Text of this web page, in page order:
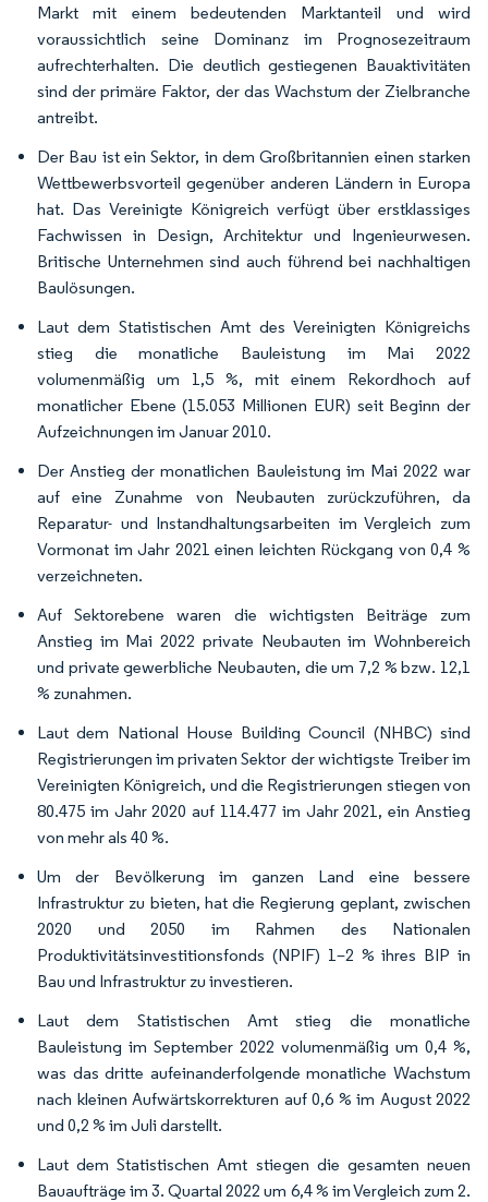
Markt mit einem bedeutenden Marktanteil und wird
voraussichtlich seine Dominanz im Prognosezeitraum
aufrechterhalten. Die deutlich gestiegenen Bauaktivitäten
sind der primäre Faktor, der das Wachstum der Zielbranche
antreibt.
Der Bau ist ein Sektor, in dem Großbritannien einen starken
Wettbewerbsvorteil gegenüber anderen Ländern in Europa
hat. Das Vereinigte Königreich verfügt über erstklassiges
Fachwissen in Design, Architektur und Ingenieurwesen.
Britische Unternehmen sind auch führend bei nachhaltigen
Baulösungen.
Laut dem Statistischen Amt des Vereinigten Königreichs
stieg die monatliche Bauleistung im Mai 2022
volumenmäßig um 1,5 %, mit einem Rekordhoch auf
monatlicher Ebene (15.053 Millionen EUR) seit Beginn der
Aufzeichnungen im Januar 2010.
Der Anstieg der monatlichen Bauleistung im Mai 2022 war
auf eine Zunahme von Neubauten zurückzuführen, da
Reparatur- und Instandhaltungsarbeiten im Vergleich zum
Vormonat im Jahr 2021 einen leichten Rückgang von 0,4 %
verzeichneten.
Auf Sektorebene waren die wichtigsten Beiträge zum
Anstieg im Mai 2022 private Neubauten im Wohnbereich
und private gewerbliche Neubauten, die um 7,2 % bzw. 12,1
% zunahmen.
Laut dem National House Building Council (NHBC) sind
Registrierungen im privaten Sektor der wichtigste Treiber im
Vereinigten Königreich, und die Registrierungen stiegen von
80.475 im Jahr 2020 auf 114.477 im Jahr 2021, ein Anstieg
von mehr als 40 %.
Um der Bevölkerung im ganzen Land eine bessere
Infrastruktur zu bieten, hat die Regierung geplant, zwischen
2020 und 2050 im Rahmen des Nationalen
Produktivitätsinvestitionsfonds (NPIF) 1–2 % ihres BIP in
Bau und Infrastruktur zu investieren.
Laut dem Statistischen Amt stieg die monatliche
Bauleistung im September 2022 volumenmäßig um 0,4 %,
was das dritte aufeinanderfolgende monatliche Wachstum
nach kleinen Aufwärtskorrekturen auf 0,6 % im August 2022
und 0,2 % im Juli darstellt.
Laut dem Statistischen Amt stiegen die gesamten neuen
Bauaufträge im 3. Quartal 2022 um 6,4 % im Vergleich zum 2.